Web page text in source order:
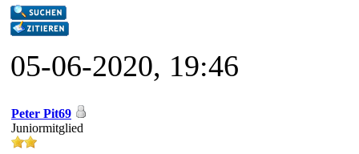
05-06-2020, 19:46
Peter Pit69
Juniormitglied